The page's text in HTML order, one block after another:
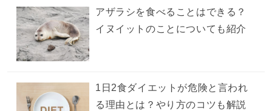
アザラシを食べることはできる？
イヌイットのことについても紹介
1日2食ダイエットが危険と言われ
る理由とは？やり方のコツも解説